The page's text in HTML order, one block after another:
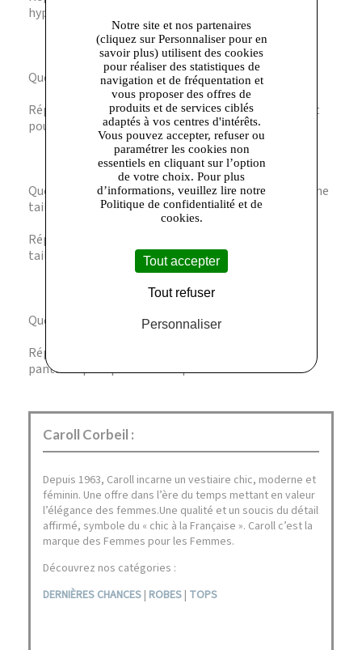
hypoallergénique, idéale pour les peaux sensibles.
Question : Comment ajuster la taille du pantalon ?
Réponse : La ceinture est équipée d’un lien coulissant
pour un ajustement précis et confortable.
Question : Quelle est la longueur du pantalon pour une
taille 38 ?
Réponse : La longueur totale est de 105 cm pour une
taille 38.
Question : Peut-on laver ce pantalon en machine ?
Réponse : Non, il est recommandé de ne pas laver ce
pantalon pour préserver la qualité du lin.
Caroll Corbeil :
Depuis 1963, Caroll incarne un vestiaire chic, moderne et
féminin.​ Une offre dans l’ère du temps mettant en valeur
l’élégance des femmes.​Une qualité et un soucis du détail
affirmé, symbole du « chic à la Française »​. Caroll c’est la
marque des Femmes pour les Femmes.
Découvrez nos catégories :
DERNIÈRES CHANCES | ROBES | TOPS
Notre site et nos partenaires
(cliquez sur Personnaliser pour en
savoir plus) utilisent des cookies
pour réaliser des statistiques de
navigation et de fréquentation et
vous proposer des offres de
produits et de services ciblés
adaptés à vos centres d'intérêts.
Vous pouvez accepter, refuser ou
paramétrer les cookies non
essentiels en cliquant sur l’option
de votre choix. Pour plus
d’informations, veuillez lire notre
Politique de confidentialité et de
cookies.
Tout accepter
Tout refuser
Personnaliser